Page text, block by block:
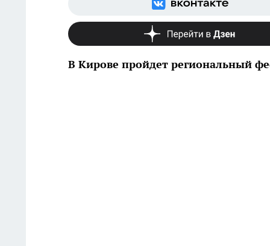
В Кирове пройдет региональный